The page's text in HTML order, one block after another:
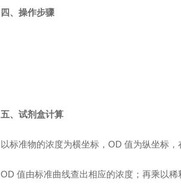
四、操作步骤
五、试剂盒计算
以标准物的浓度为横坐标，OD 值为纵坐标
OD 值由标准曲线查出相应的浓度；再乘以